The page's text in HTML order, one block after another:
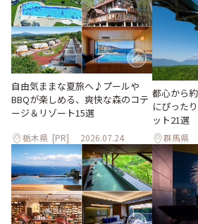
自由気ままな夏旅へ♪プールや
BBQが楽しめる、爽快な森のコテ
ージ＆リゾート15選
栃木県 [PR] 2026.07.24
都心から
にぴった
ット21選
群馬県